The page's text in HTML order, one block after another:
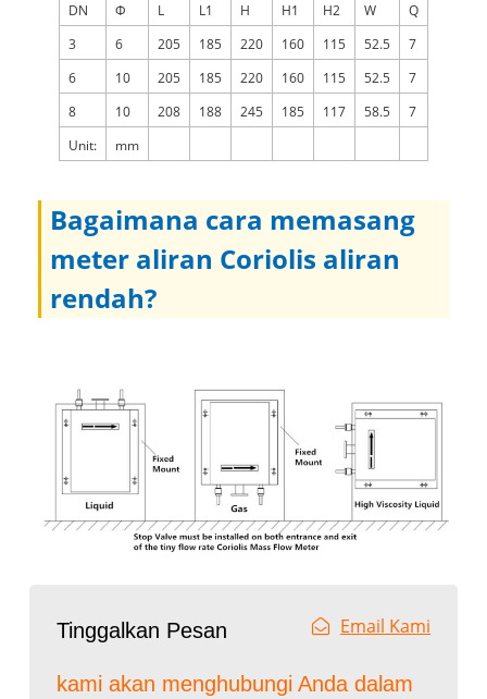
DN Φ L L1 H H1 H2 W
Q
3
6 205 185 220 160 115 52.5
7
6
10 205 185 220 160 115 52.5
7
8
10 208 188 245 185 117 58.5
7
Unit:
mm
Bagaimana cara memasang
meter aliran Coriolis aliran
rendah?
Tinggalkan Pesan Email Kami
kami akan menghubungi Anda dalam